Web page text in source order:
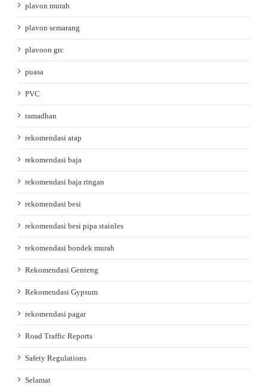
plavon murah
plavon semarang
plavoon grc
puasa
PVC
ramadhan
rekomendasi atap
rekomendasi baja
rekomendasi baja ringan
rekomendasi besi
rekomendasi besi pipa stainles
rekomendasi bondek murah
Rekomendasi Genteng
Rekomendasi Gypsum
rekomendasi pagar
Road Traffic Reports
Safety Regulations
Selamat